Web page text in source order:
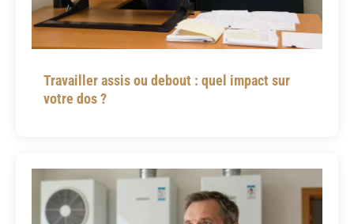
Travailler assis ou debout : quel impact sur
votre dos ?